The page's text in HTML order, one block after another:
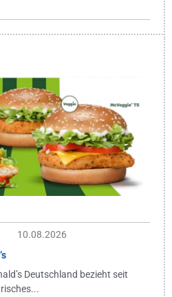
10.08.2026
Deutschland bezieht seit